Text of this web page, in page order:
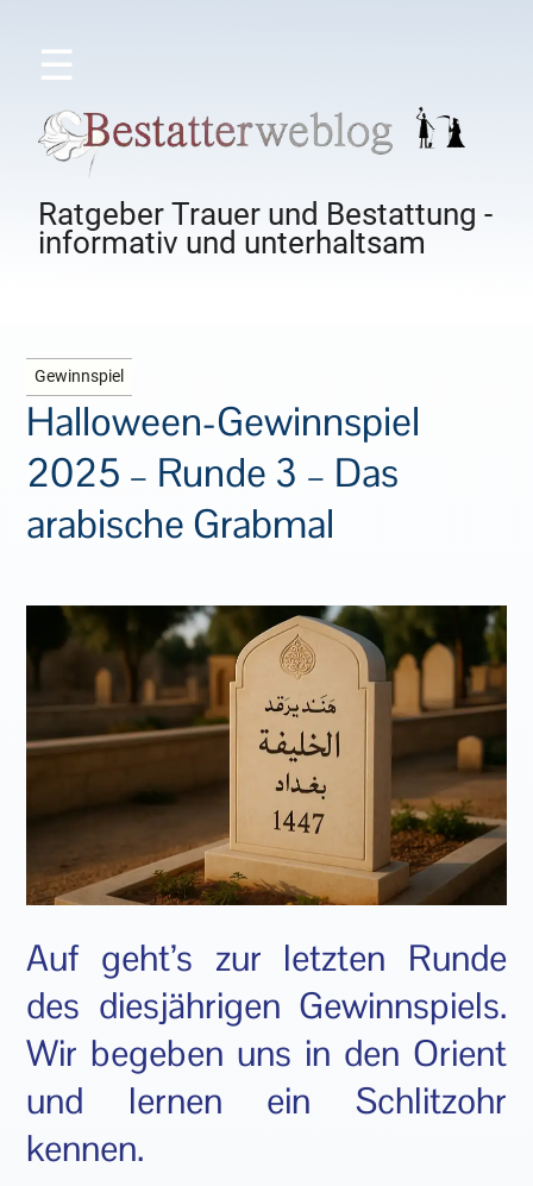
☰
Ratgeber Trauer und Bestattung -
informativ und unterhaltsam
Gewinnspiel
Halloween-Gewinnspiel
2025 – Runde 3 – Das
arabische Grabmal
Auf geht’s zur letzten Runde
des diesjährigen Gewinnspiels.
Wir begeben uns in den Orient
und lernen ein Schlitzohr
kennen.